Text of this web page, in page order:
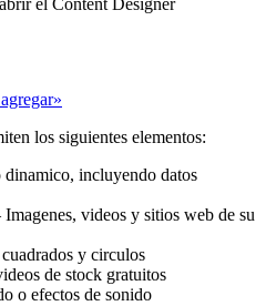
los siguientes elementos:
incluyendo datos
videos y sitios web de su
y circulos
de stock gratuitos
o efectos de sonido